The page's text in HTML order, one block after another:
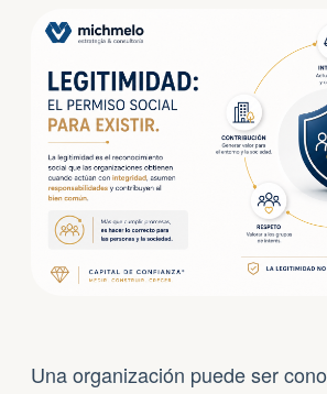
Una organización puede ser